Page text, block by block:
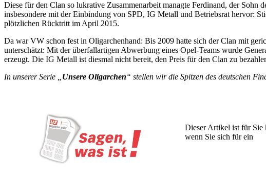
Diese für den Clan so lukrative Zusammenarbeit managte Ferdinand, der
insbesondere mit der Einbindung von SPD, IG Metall und Betriebsrat hervor:
plötzlichen Rücktritt im April 2015.
Da war VW schon fest in Oligarchenhand: Bis 2009 hatte sich der Clan mit
unterschätzt: Mit der überfallartigen Abwerbung eines Opel-Teams wurde
erzeugt. Die IG Metall ist diesmal nicht bereit, den Preis für den Clan zu
In unserer Serie „ Unsere Oligarchen“ stellen wir die Spitzen des deutschen
Dieser Artikel ist für Sie
wenn Sie sich für ein